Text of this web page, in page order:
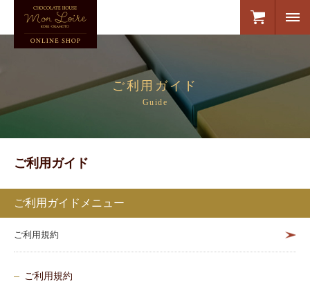
ご利用ガイド
Guide
ご利用ガイド
ご利用ガイドメニュー
ご利用規約
ご利用規約